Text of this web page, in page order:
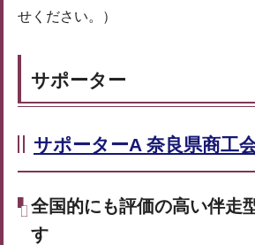
せください。）
サポーター
サポーターA 奈良県商工
全国的にも評価の高い伴走
す